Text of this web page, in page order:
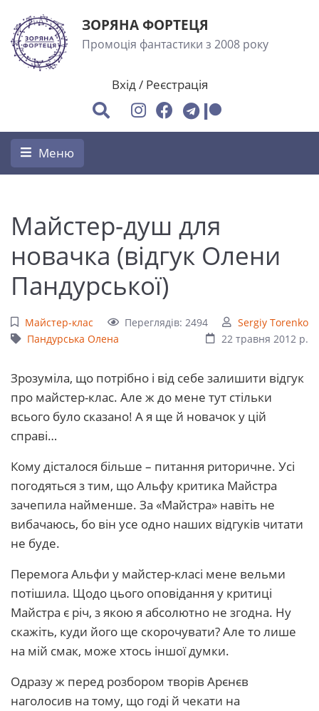
ЗОРЯНА ФОРТЕЦЯ
Промоція фантастики з 2008 року
Вхід/ Реєстрація
Меню
Майстер-душ для
новачка (відгук Олени
Пандурської)
Майстер-клас Переглядів: 2494
Sergiy Torenko
22 травня 2012 р.
Пандурська Олена
Зрозуміла, що потрібно і від себе залишити відгук
про майстер-клас. Але ж до мене тут стільки
всього було сказано! А я ще й новачок у цій
справі…
Кому дісталося більше – питання риторичне. Усі
погодяться з тим, що Альфу критика Майстра
зачепила найменше. За «Майстра» навіть не
вибачаюсь, бо він усе одно наших відгуків читати
не буде.
Перемога Альфи у майстер-класі мене вельми
потішила. Щодо цього оповідання у критиці
Майстра є річ, з якою я абсолютно не згодна. Ну
скажіть, куди його ще скорочувати? Але то лише
на мій смак, може хтось іншої думки.
Одразу ж перед розбором творів Арєнєв
наголосив на тому, що годі й чекати на